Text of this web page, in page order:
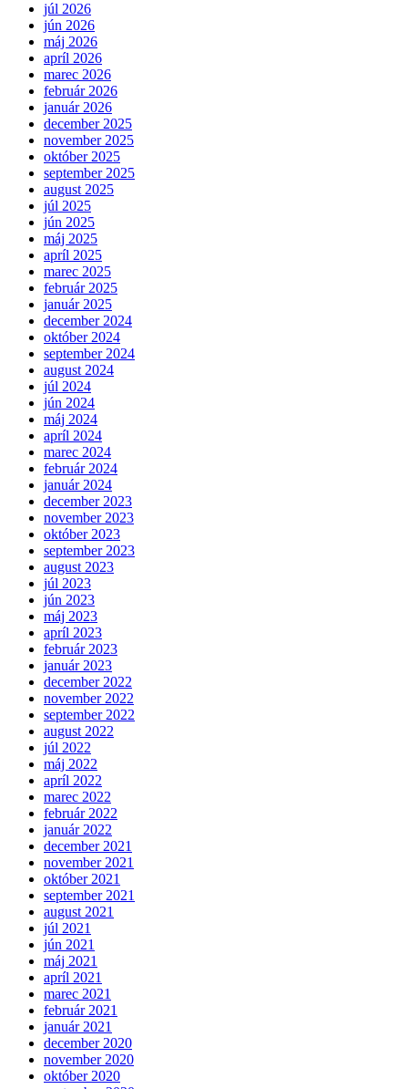
júl 2026
jún 2026
máj 2026
apríl 2026
marec 2026
február 2026
január 2026
december 2025
november 2025
október 2025
september 2025
august 2025
júl 2025
jún 2025
máj 2025
apríl 2025
marec 2025
február 2025
január 2025
december 2024
október 2024
september 2024
august 2024
júl 2024
jún 2024
máj 2024
apríl 2024
marec 2024
február 2024
január 2024
december 2023
november 2023
október 2023
september 2023
august 2023
júl 2023
jún 2023
máj 2023
apríl 2023
február 2023
január 2023
december 2022
november 2022
september 2022
august 2022
júl 2022
máj 2022
apríl 2022
marec 2022
február 2022
január 2022
december 2021
november 2021
október 2021
september 2021
august 2021
júl 2021
jún 2021
máj 2021
apríl 2021
marec 2021
február 2021
január 2021
december 2020
november 2020
október 2020